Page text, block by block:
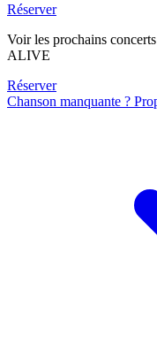
Réserver
Voir les prochains
ALIVE
Réserver
Chanson manquante ?